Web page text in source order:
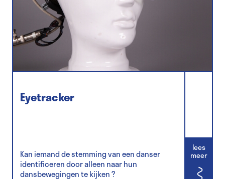
Eyetracker
Kan iemand de stemming van een danser
identificeren door alleen naar hun
dansbewegingen te kijken ?
lees
meer